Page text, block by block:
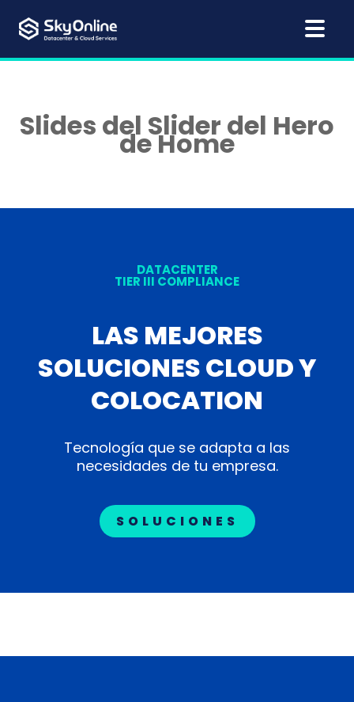
Slides del Slider del Hero
de Home
DATACENTER
TIER III COMPLIANCE
LAS MEJORES
SOLUCIONES CLOUD Y
COLOCATION
Tecnología que se adapta a las
necesidades de tu empresa.
SOLUCIONES